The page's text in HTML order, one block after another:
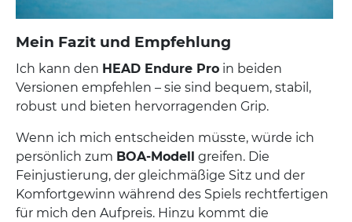
Mein Fazit und Empfehlung
Ich kann den HEAD Endure Pro in beiden
Versionen empfehlen – sie sind bequem, stabil,
robust und bieten hervorragenden Grip.
Wenn ich mich entscheiden müsste, würde ich
persönlich zum BOA-Modell greifen. Die
Feinjustierung, der gleichmäßige Sitz und der
Komfortgewinn während des Spiels rechtfertigen
für mich den Aufpreis. Hinzu kommt die